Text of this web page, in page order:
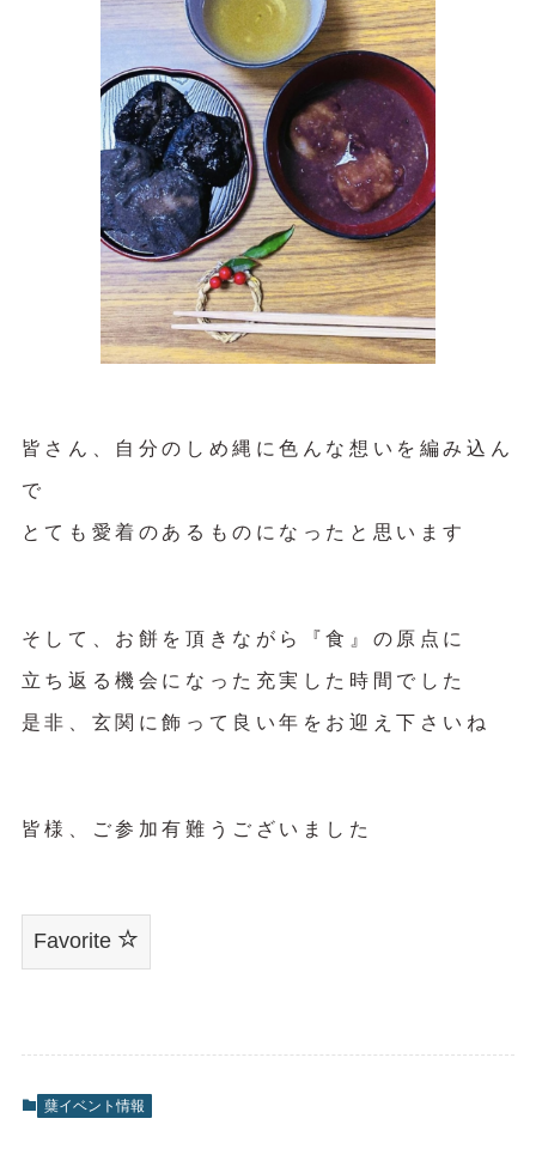
皆さん、自分のしめ縄に色んな想いを編み込ん
で
とても愛着のあるものになったと思います
そして、お餅を頂きながら『食』の原点に
立ち返る機会になった充実した時間でした
是非、玄関に飾って良い年をお迎え下さいね
皆様、ご参加有難うございました
Favorite
蘖イベント情報